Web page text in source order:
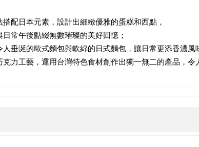
配日本元素，設計出細緻優雅的蛋糕和西點，
常午後點綴無數璀璨的美好回憶；
垂涎的歐式麵包與軟綿的日式麵包，讓日常更添香濃風
克力工藝，運用台灣特色食材創作出獨一無二的產品，令